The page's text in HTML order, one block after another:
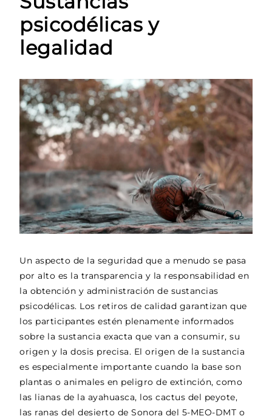
psicodélicas y
legalidad
Un aspecto de la seguridad que a menudo se pasa
por alto es la transparencia y la responsabilidad en
la obtención y administración de sustancias
psicodélicas. Los retiros de calidad garantizan que
los participantes estén plenamente informados
sobre la sustancia exacta que van a consumir, su
origen y la dosis precisa. El origen de la sustancia
es especialmente importante cuando la base son
plantas o animales en peligro de extinción, como
las lianas de la ayahuasca, los cactus del peyote,
las ranas del desierto de Sonora del 5-MEO-DMT o